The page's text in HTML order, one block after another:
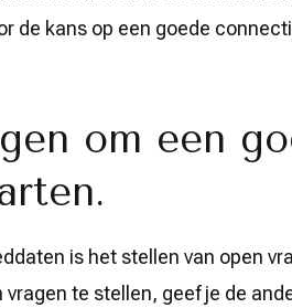
de kans op een goede
om een
is het stellen van open
te stellen, geef je de